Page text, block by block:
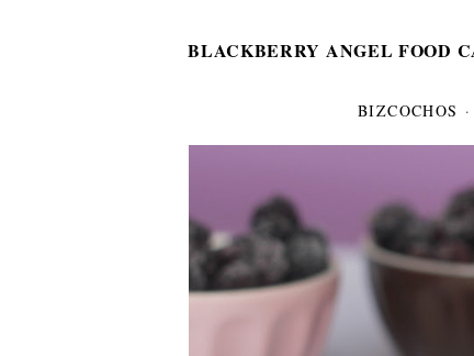
BLACKBERRY ANGEL FOOD
BIZCOCHOS ·